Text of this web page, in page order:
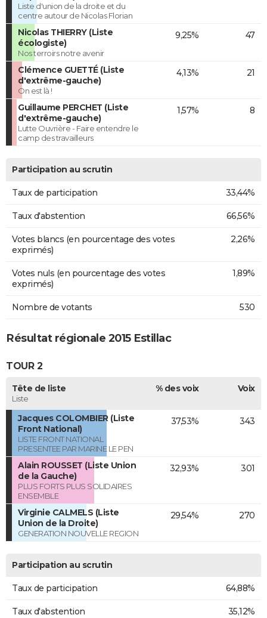
Liste d'union de la droite et du
centre autour de Nicolas Florian
Nicolas THIERRY (Liste
écologiste)
Nos terroirs notre avenir
9,25% 47
Clémence GUETTÉ (Liste
d'extrême-gauche)
On est là !
4,13% 21
Guillaume PERCHET (Liste
d'extrême-gauche)
Lutte Ouvrière - Faire entendre le
camp des travailleurs
1,57% 8
Participation au scrutin
Taux de participation 33,44%
Taux d'abstention 66,56%
Votes blancs (en pourcentage des votes
exprimés)
2,26%
Votes nuls (en pourcentage des votes
exprimés)
1,89%
Nombre de votants 530
Résultat régionale 2015 Estillac
TOUR 2
Tête de liste
Liste
% des voix Voix
Jacques COLOMBIER (Liste
Front National)
LISTE FRONT NATIONAL
PRESENTEE PAR MARINE LE PEN
37,53% 343
Alain ROUSSET (Liste Union
de la Gauche)
PLUS FORTS PLUS SOLIDAIRES
ENSEMBLE
32,93% 301
Virginie CALMELS (Liste
Union de la Droite)
GENERATION NOUVELLE REGION
29,54% 270
Participation au scrutin
Taux de participation 64,88%
Taux d'abstention 35,12%